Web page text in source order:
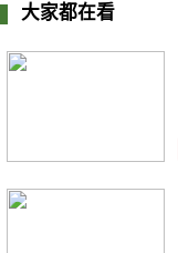
大家都在看